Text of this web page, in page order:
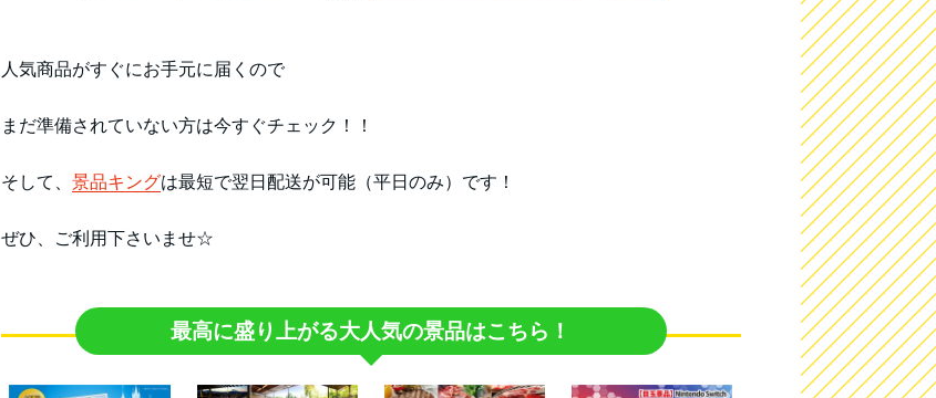
人気商品がすぐにお手元に届くので
まだ準備されていない方は今すぐチェック！！
そして、 景品キングは最短で翌日配送が可能（平日のみ）です！
ぜひ、ご利用下さいませ☆
最高に盛り上がる大人気の景品はこちら！